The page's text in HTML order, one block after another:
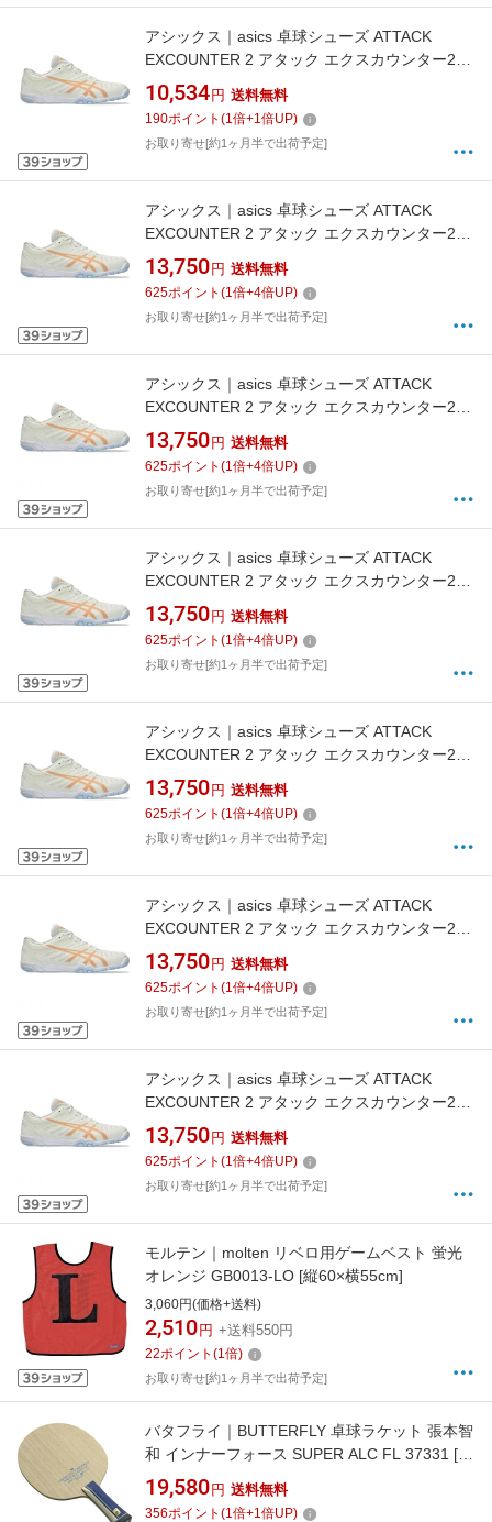
アシックス｜asics 卓球シューズ ATTACK
EXCOUNTER 2 アタック エクスカウンター2
CREAM×SUMMER DUNE 1073A002 [男女兼用
/23.0cm]【返品交換不可】
10,534 円 送料無料
190ポイント (1倍+1倍UP)
お取り寄せ[約1ヶ月半で出荷予定]
アシックス｜asics 卓球シューズ ATTACK
EXCOUNTER 2 アタック エクスカウンター2
CREAM×SUMMER DUNE 1073A002 [男女兼用
/24.5cm]【返品交換不可】
13,750 円 送料無料
625ポイント (1倍+4倍UP)
お取り寄せ[約1ヶ月半で出荷予定]
アシックス｜asics 卓球シューズ ATTACK
EXCOUNTER 2 アタック エクスカウンター2
CREAM×SUMMER DUNE 1073A002 [男女兼用
/26.0cm]【返品交換不可】
13,750 円 送料無料
625ポイント (1倍+4倍UP)
お取り寄せ[約1ヶ月半で出荷予定]
アシックス｜asics 卓球シューズ ATTACK
EXCOUNTER 2 アタック エクスカウンター2
CREAM×SUMMER DUNE 1073A002 [男女兼用
/27.5cm]【返品交換不可】
13,750 円 送料無料
625ポイント (1倍+4倍UP)
お取り寄せ[約1ヶ月半で出荷予定]
アシックス｜asics 卓球シューズ ATTACK
EXCOUNTER 2 アタック エクスカウンター2
CREAM×SUMMER DUNE 1073A002 [男女兼用
/27.0cm]【返品交換不可】
13,750 円 送料無料
625ポイント (1倍+4倍UP)
お取り寄せ[約1ヶ月半で出荷予定]
アシックス｜asics 卓球シューズ ATTACK
EXCOUNTER 2 アタック エクスカウンター2
CREAM×SUMMER DUNE 1073A002 [男女兼用
/24.0cm]【返品交換不可】
13,750 円 送料無料
625ポイント (1倍+4倍UP)
お取り寄せ[約1ヶ月半で出荷予定]
アシックス｜asics 卓球シューズ ATTACK
EXCOUNTER 2 アタック エクスカウンター2
CREAM×SUMMER DUNE 1073A002 [男女兼用
/28.0cm]【返品交換不可】
13,750 円 送料無料
625ポイント (1倍+4倍UP)
お取り寄せ[約1ヶ月半で出荷予定]
モルテン｜molten リベロ用ゲームベスト 蛍光
オレンジ GB0013-LO [縦60×横55cm]
3,060円(価格+送料)
2,510 円 +送料550円
22ポイント (1倍)
お取り寄せ[約1ヶ月半で出荷予定]
バタフライ｜BUTTERFLY 卓球ラケット 張本智
和 インナーフォース SUPER ALC FL 37331 [シ
ェークハンド /攻撃]
19,580 円 送料無料
356ポイント (1倍+1倍UP)